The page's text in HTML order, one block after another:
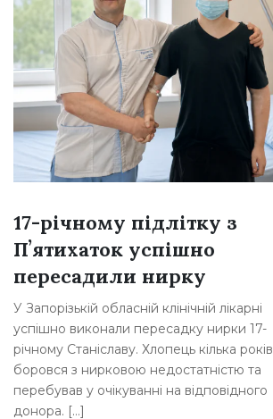
17-річному підлітку з
Пʼятихаток успішно
пересадили нирку
У Запорізькій обласній клінічній лікарні
успішно виконали пересадку нирки 17-
річному Станіславу. Хлопець кілька років
боровся з нирковою недостатністю та
перебував у очікуванні на відповідного
донора. […]